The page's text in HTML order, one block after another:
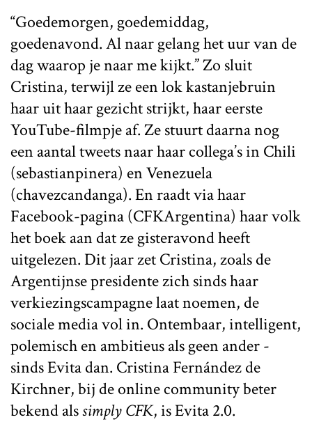
“Goedemorgen, goedemiddag,
goedenavond. Al naar gelang het uur van de
dag waarop je naar me kijkt.” Zo sluit
Cristina, terwijl ze een lok kastanjebruin
haar uit haar gezicht strijkt, haar eerste
YouTube-filmpje af. Ze stuurt daarna nog
een aantal tweets naar haar collega’s in Chili
(sebastianpinera) en Venezuela
(chavezcandanga). En raadt via haar
Facebook-pagina (CFKArgentina) haar volk
het boek aan dat ze gisteravond heeft
uitgelezen. Dit jaar zet Cristina, zoals de
Argentijnse presidente zich sinds haar
verkiezingscampagne laat noemen, de
sociale media vol in. Ontembaar, intelligent,
polemisch en ambitieus als geen ander -
sinds Evita dan. Cristina Fernández de
Kirchner, bij de online community beter
bekend alssimply CFK, is Evita 2.0.